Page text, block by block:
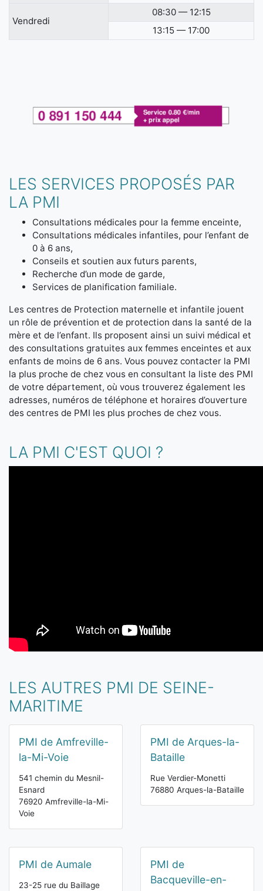
Vendredi
08:30 — 12:15
13:15 — 17:00
LES SERVICES PROPOSÉS PAR
LA PMI
Consultations médicales pour la femme enceinte,
Consultations médicales infantiles, pour l’enfant de
0 à 6 ans,
Conseils et soutien aux futurs parents,
Recherche d’un mode de garde,
Services de planification familiale.
Les centres de Protection maternelle et infantile jouent
un rôle de prévention et de protection dans la santé de la
mère et de l’enfant. Ils proposent ainsi un suivi médical et
des consultations gratuites aux femmes enceintes et aux
enfants de moins de 6 ans. Vous pouvez contacter la PMI
la plus proche de chez vous en consultant la liste des PMI
de votre département, où vous trouverez également les
adresses, numéros de téléphone et horaires d’ouverture
des centres de PMI les plus proches de chez vous.
LA PMI C'EST QUOI ?
LES AUTRES PMI DE SEINE-
MARITIME
PMI de Amfreville-
la-Mi-Voie
541 chemin du Mesnil-
Esnard
76920 Amfreville-la-Mi-
Voie
PMI de Arques-la-
Bataille
Rue Verdier-Monetti
76880 Arques-la-Bataille
PMI de Aumale
23-25 rue du Baillage
PMI de
Bacqueville-en-